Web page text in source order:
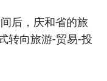
后，庆和省的旅
转向旅游-贸易-投